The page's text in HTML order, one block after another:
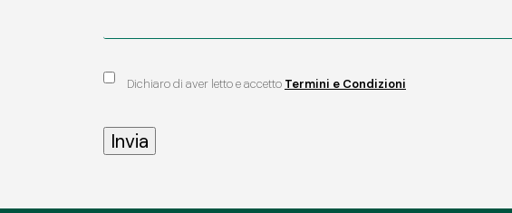
Dichiaro di aver letto e accetto Termini e Condizioni